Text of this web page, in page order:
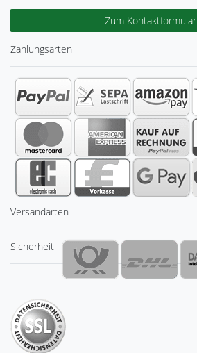
Zum Kontaktformular
Zahlungsarten
Versandarten
Sicherheit